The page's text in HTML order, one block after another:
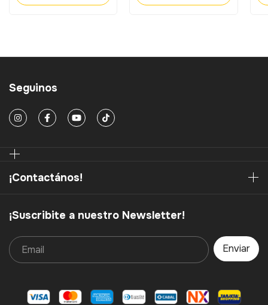
Seguinos
¡Contactános!
¡Suscribite a nuestro Newsletter!